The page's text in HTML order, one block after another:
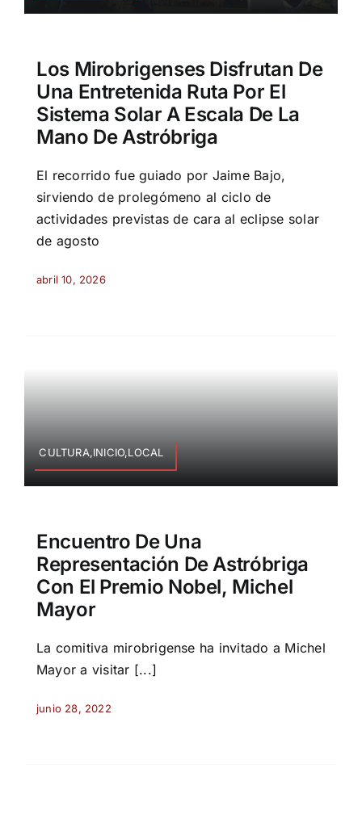
Los Mirobrigenses Disfrutan De
Una Entretenida Ruta Por El
Sistema Solar A Escala De La
Mano De Astróbriga
El recorrido fue guiado por Jaime Bajo,
sirviendo de prolegómeno al ciclo de
actividades previstas de cara al eclipse solar
de agosto
abril 10, 2026
CULTURA,INICIO,LOCAL
Encuentro De Una
Representación De Astróbriga
Con El Premio Nobel, Michel
Mayor
La comitiva mirobrigense ha invitado a Michel
Mayor a visitar [...]
junio 28, 2022